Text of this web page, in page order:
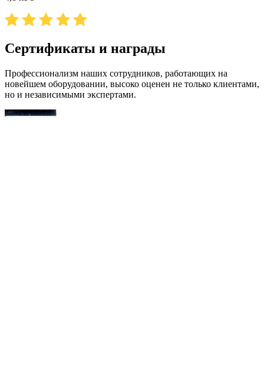
Сертификаты и награды
Профессионализм наших сотрудников, работающих на
новейшем оборудовании, высоко оценен не только клиентами,
но и независимыми экспертами.